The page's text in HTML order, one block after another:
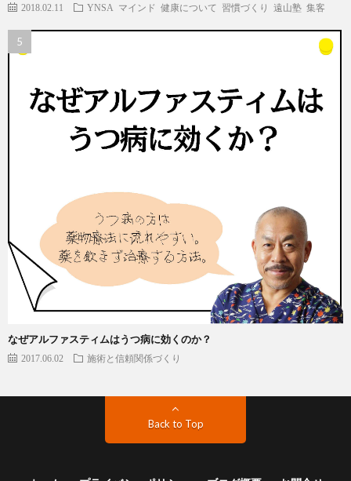
2018.02.11 YNSA マインド 健康について 習慣づくり 遠山塾 集客
なぜアルファスティムはうつ病に効くのか？
2017.06.02 施術と信頼関係づくり
Back to Top